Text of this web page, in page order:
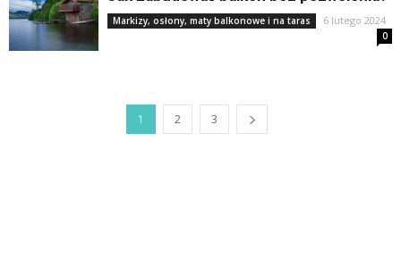
Markizy, osłony, maty balkonowe i na taras 6 lutego 2024
0
1 2 3